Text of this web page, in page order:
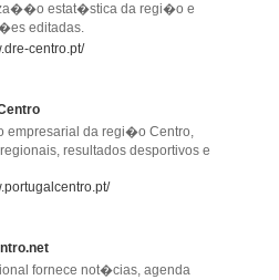
estat�stica da regi�o e
editadas.
centro.pt/
empresarial da regi�o Centro,
resultados desportivos e
fornece not�cias, agenda